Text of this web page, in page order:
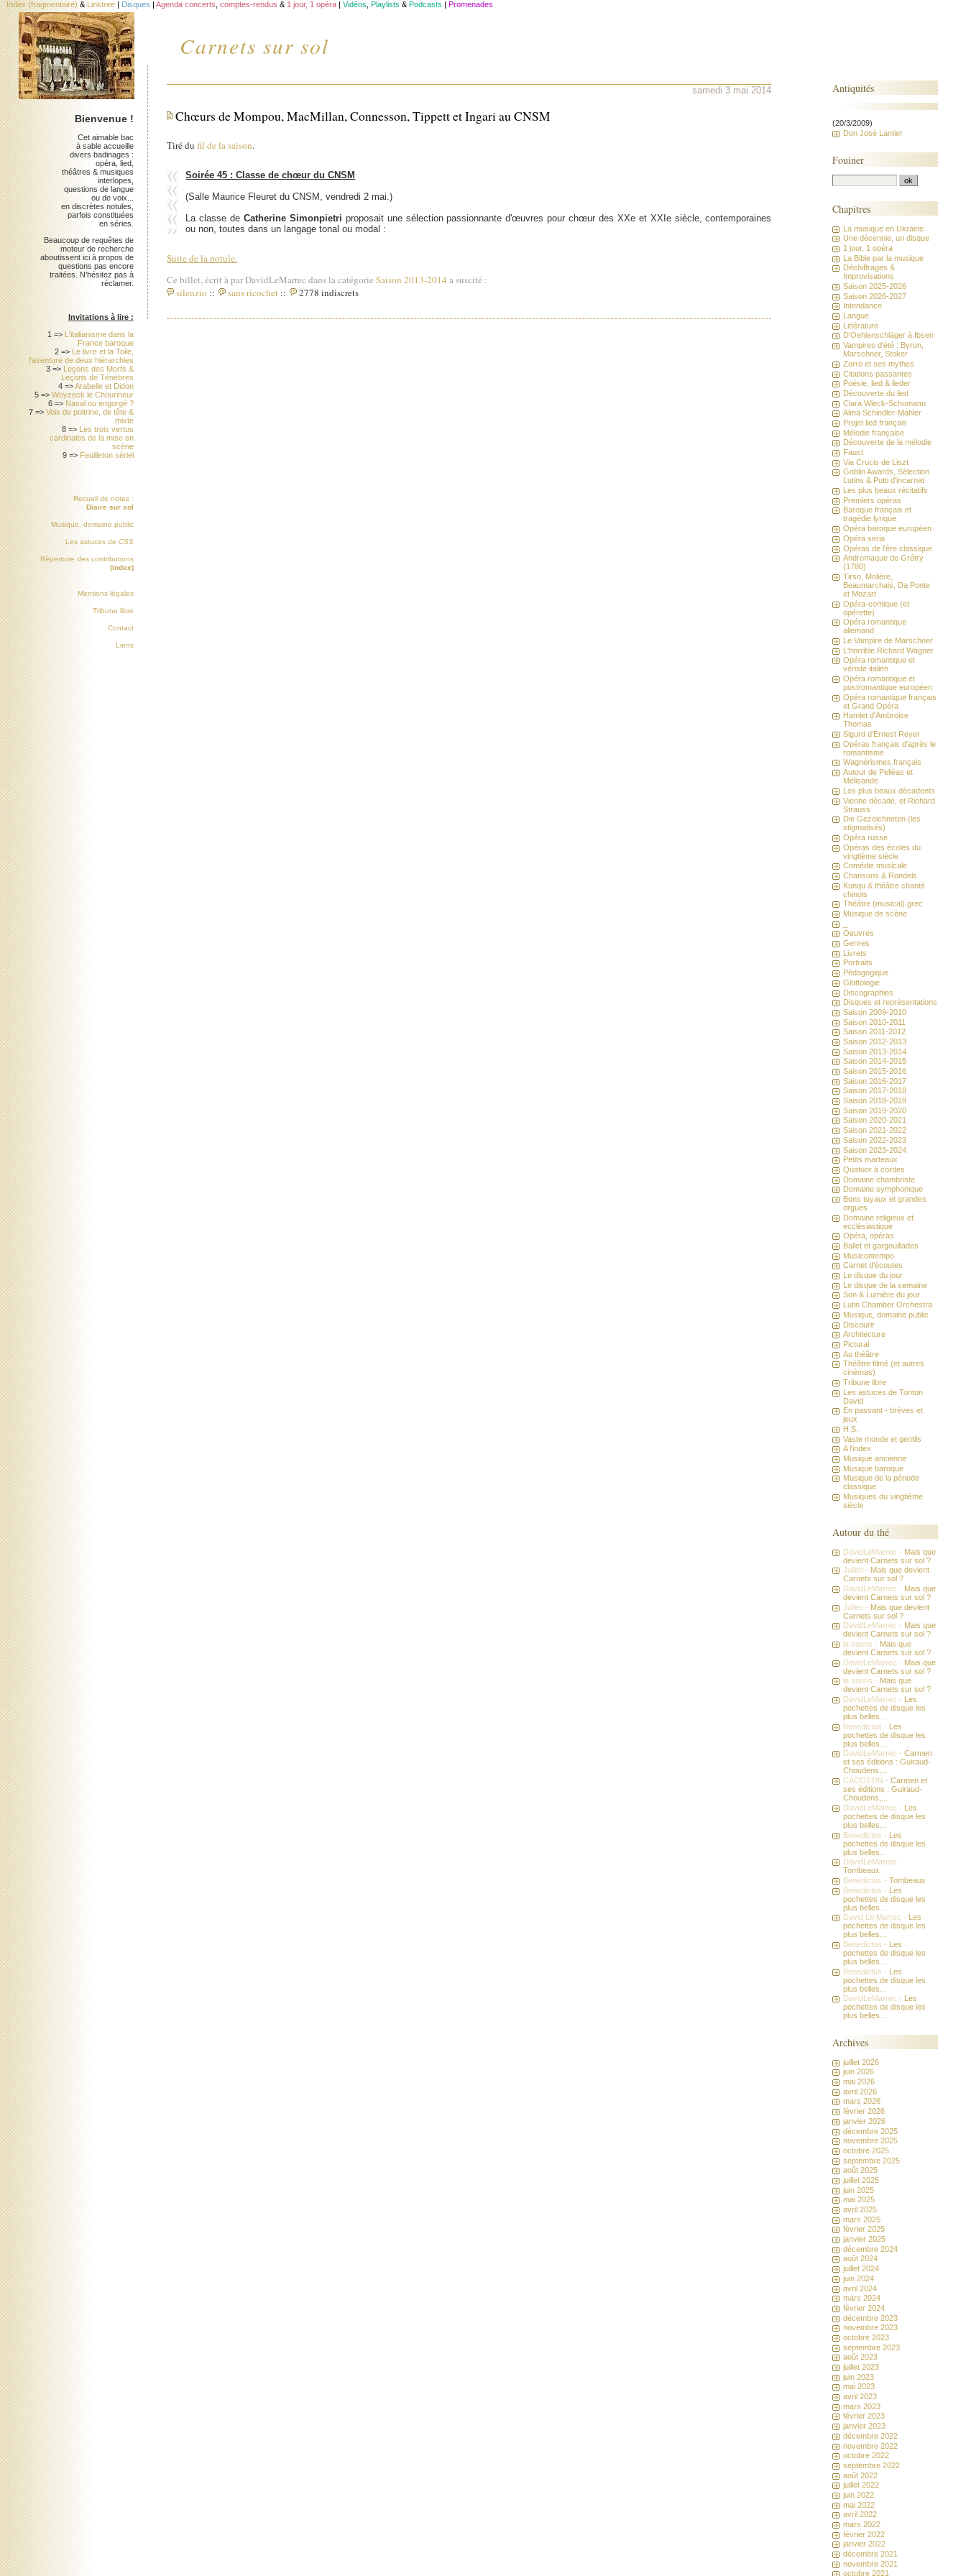
Carnets sur sol
Index (fragmentaire) & Linktree | Disques | Agenda concerts comptes-rendus & 1 jour, 1 opéra | Vidéos Playlists & Podcasts | Promenades
samedi 3 mai 2014
Chœurs de Mompou, MacMillan, Connesson, Tippett et Ingari au CNSM
Tiré dufil de la saison.
Soirée 45 : Classe de chœur du CNSM
(Salle Maurice Fleuret du CNSM, vendredi 2 mai.)
La classe de Catherine Simonpietri proposait une sélection passionnante d'œuvres pour chœur des XXe et XXIe siècle, contemporaines
ou non, toutes dans un langage tonal ou modal :
Suite de la notule.
Ce billet, écrit à par DavidLeMarrec dans la catégorieSaison 2013-2014a suscité :
silenzio :: sans ricochet :: 2778 indiscrets
Bienvenue !
Cet aimable bac
à sable accueille
divers badinages :
opéra, lied,
théâtres & musiques
interlopes,
questions de langue
ou de voix...
en discrètes notules,
parfois constituées
en séries.
Beaucoup de requêtes de
moteur de recherche
aboutissent ici à propos de
questions pas encore
traitées. N'hésitez pas à
réclamer.
Invitations à lire :
1 => L'italianisme dans la
France baroque
2 => Le livre et la Toile,
l'aventure de deux hiérarchies
3 => Leçons des Morts &
Leçons de Ténèbres
4 =>Arabelle et Didon
5 =>Woyzeck le Chourineur
6 => Nasal ou engorgé ?
7 =>Voix de poitrine, de tête &
mixte
8 => Les trois vertus
cardinales de la mise en
scène
9 => Feuilleton sériel
Recueil de notes :
Diaire sur sol
Musique, domaine public
Les astuces de CSS
Répertoire des contributions
(index)
Mentions légales
Tribune libre
Contact
Liens
Antiquités
(20/3/2009)
Don José Lantier
Fouiner
Chapitres
La musique en Ukraine
Une décennie, un disque
1 jour, 1 opéra
La Bible par la musique
Déchiffrages &
Improvisations
Saison 2025-2026
Saison 2026-2027
Intendance
Langue
Littérature
D'Oehlenschläger à Ibsen
Vampires d'été : Byron,
Marschner, Stoker
Zorro et ses mythes
Citations passantes
Poésie, lied & lieder
Découverte du lied
Clara Wieck-Schumann
Alma Schindler-Mahler
Projet lied français
Mélodie française
Découverte de la mélodie
Faust
Via Crucis de Liszt
Goblin Awards, Sélection
Lutins & Putti d'incarnat
Les plus beaux récitatifs
Premiers opéras
Baroque français et
tragédie lyrique
Opéra baroque européen
Opéra seria
Opéras de l'ère classique
Andromaque de Grétry
(1780)
Tirso, Molière,
Beaumarchais, Da Ponte
et Mozart
Opéra-comique (et
opérette)
Opéra romantique
allemand
Le Vampire de Marschner
L'horrible Richard Wagner
Opéra romantique et
vériste italien
Opéra romantique et
postromantique européen
Opéra romantique français
et Grand Opéra
Hamlet d'Ambroise
Thomas
Sigurd d'Ernest Reyer
Opéras français d'après le
romantisme
Wagnérismes français
Autour de Pelléas et
Mélisande
Les plus beaux décadents
Vienne décade, et Richard
Strauss
Die Gezeichneten (les
stigmatisés)
Opéra russe
Opéras des écoles du
vingtième siècle
Comédie musicale
Chansons & Rondels
Kunqu & théâtre chanté
chinois
Théâtre (musical) grec
Musique de scène
Oeuvres
Genres
Livrets
Portraits
Pédagogique
Glottologie
Discographies
Disques et représentations
Saison 2009-2010
Saison 2010-2011
Saison 2011-2012
Saison 2012-2013
Saison 2013-2014
Saison 2014-2015
Saison 2015-2016
Saison 2016-2017
Saison 2017-2018
Saison 2018-2019
Saison 2019-2020
Saison 2020-2021
Saison 2021-2022
Saison 2022-2023
Saison 2023-2024
Petits marteaux
Quatuor à cordes
Domaine chambriste
Domaine symphonique
Bons tuyaux et grandes
orgues
Domaine religieux et
ecclésiastique
Opéra, opéras
Ballet et gargouillades
Musicontempo
Carnet d'écoutes
Le disque du jour
Le disque de la semaine
Son & Lumière du jour
Lutin Chamber Orchestra
Musique, domaine public
Discourir
Architecture
Pictural
Au théâtre
Théâtre filmé (et autres
cinémas)
Tribune libre
Les astuces de Tonton
David
En passant - brèves et
jeux
H.S.
Vaste monde et gentils
A l'index
Musique ancienne
Musique baroque
Musique de la période
classique
Musiques du vingtième
siècle
Autour du thé
DavidLeMarrec - Mais que
devient Carnets sur sol ?
Julien - Mais que devient
Carnets sur sol ?
DavidLeMarrec - Mais que
devient Carnets sur sol ?
Julien - Mais que devient
Carnets sur sol ?
DavidLeMarrec - Mais que
devient Carnets sur sol ?
la souris - Mais que
devient Carnets sur sol ?
DavidLeMarrec - Mais que
devient Carnets sur sol ?
la souris - Mais que
devient Carnets sur sol ?
DavidLeMarrec - Les
pochettes de disque les
plus belles...
Benedictus - Les
pochettes de disque les
plus belles...
DavidLeMarrec -Carmen
et ses éditions : Guiraud-
Choudens,...
CACOTON -Carmen et
ses éditions : Guiraud-
Choudens,...
DavidLeMarrec - Les
pochettes de disque les
plus belles...
Benedictus - Les
pochettes de disque les
plus belles...
DavidLeMarrec -
Tombeaux
Benedictus -Tombeaux
Benedictus - Les
pochettes de disque les
plus belles...
David Le Marrec -
Les
pochettes de disque les
plus belles...
Benedictus - Les
pochettes de disque les
plus belles...
Benedictus - Les
pochettes de disque les
plus belles...
DavidLeMarrec -
Les
pochettes de disque les
plus belles...
Archives
juillet 2026
juin 2026
mai 2026
avril 2026
mars 2026
février 2026
janvier 2026
décembre 2025
novembre 2025
octobre 2025
septembre 2025
août 2025
juillet 2025
juin 2025
mai 2025
avril 2025
mars 2025
février 2025
janvier 2025
décembre 2024
août 2024
juillet 2024
juin 2024
avril 2024
mars 2024
février 2024
décembre 2023
novembre 2023
octobre 2023
septembre 2023
août 2023
juillet 2023
juin 2023
mai 2023
avril 2023
mars 2023
février 2023
janvier 2023
décembre 2022
novembre 2022
octobre 2022
septembre 2022
août 2022
juillet 2022
juin 2022
mai 2022
avril 2022
mars 2022
février 2022
janvier 2022
décembre 2021
novembre 2021
octobre 2021